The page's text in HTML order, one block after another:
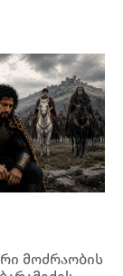
მოძრაობის